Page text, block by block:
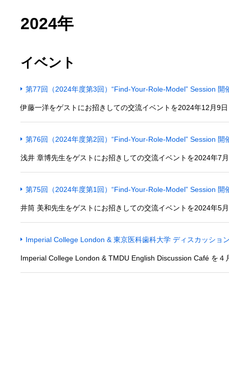
2024年
イベント
第77回（2024年度第3回）“Find-Your-Role-Model” Session
伊藤一洋をゲストにお招きしての交流イベントを2024年12月9
第76回（2024年度第2回）“Find-Your-Role-Model” Session
浅井 章博先生をゲストにお招きしての交流イベントを2024年7
第75回（2024年度第1回）“Find-Your-Role-Model” Session
井筒 美和先生をゲストにお招きしての交流イベントを2024年5
Imperial College London & 東京医科歯科大学 ディスカッショ
Imperial College London & TMDU English Discussion Café を４